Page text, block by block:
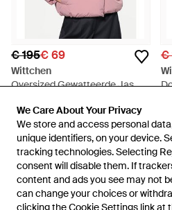
We Care About Your Privacy
We store and access personal
unique identifiers, on your device.
tracking technologies. Selecting
consent will disable them. If
content and ads you see may not
can change your choices or
clicking the Cookie Settings link at
We Care About Your Privacy
We store and access personal
unique identifiers, on your device.
tracking technologies. Selecting
consent will disable them. If
content and ads you see may not
can change your choices or
clicking the Cookie Settings link at
€ 195€ 69
Wittchen
Oversized Gewatteerde Jas
SALE
€